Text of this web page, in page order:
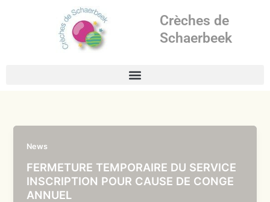
Crèches de
Schaerbeek
News
FERMETURE TEMPORAIRE DU SERVICE
INSCRIPTION POUR CAUSE DE CONGE
ANNUEL